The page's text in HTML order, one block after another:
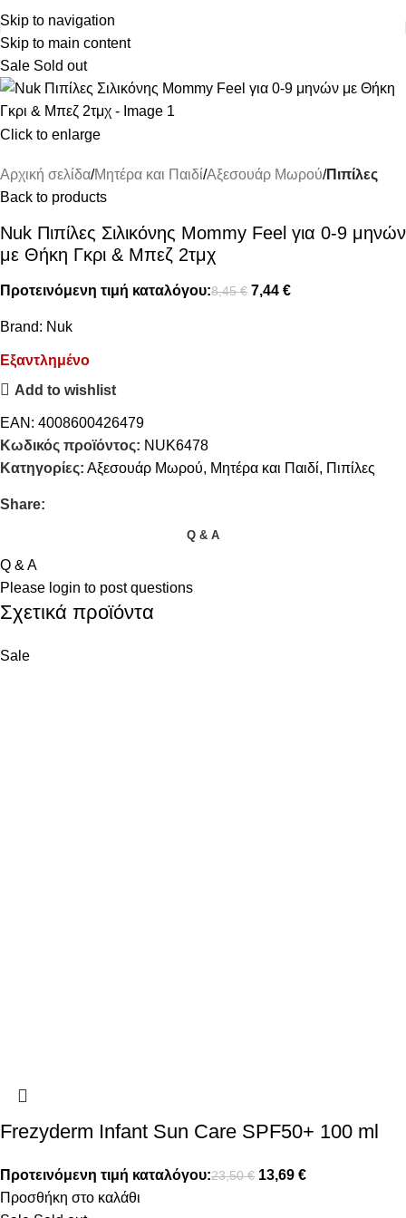
Skip to navigation
Skip to main content
ΔΩΡΕΑΝ ΜΕΤΑΦΟΡΙΚΑ ΑΝΩ ΤΩΝ 45€
Sale Sold out
Click to enlarge
Αρχική σελίδα Μητέρα και Παιδί Αξεσουάρ Μωρού Πιπίλες
Back to products
Nuk Πιπίλες Σιλικόνης Mommy Feel για 0-9 μηνών
με Θήκη Γκρι & Μπεζ 2τμχ
Προτεινόμενη τιμή καταλόγου:8,45€ 7,44 €
Brand: Nuk
Εξαντλημένο
Add to wishlist
EAN: 4008600426479
Κωδικός προϊόντος: NUK6478
Κατηγορίες: Αξεσουάρ Μωρού, Μητέρα και Παιδί, Πιπίλες
Share:
Q & A
Q & A
Please login to post questions
Σχετικά προϊόντα
Sale
Frezyderm Infant Sun Care SPF50+ 100 ml
Προτεινόμενη τιμή καταλόγου:23,50€ 13,69 €
Προσθήκη στο καλάθι